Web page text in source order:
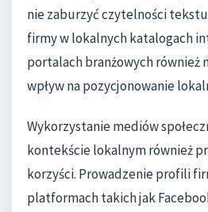
nie zaburzyć czytelności
firmy w lokalnych katalogach
portalach branżowych również
wpływ na pozycjonowanie
Wykorzystanie mediów
kontekście lokalnym również
korzyści. Prowadzenie profili
platformach takich jak